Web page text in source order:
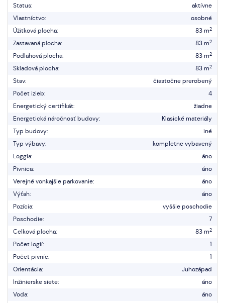
Status:
aktívne
Vlastníctvo:
osobné
Úžitková plocha:
83 m2
Zastavaná plocha: 83 m2
Podlahová plocha: 83 m2
Skladová plocha: 83 m2
Stav:
čiastočne prerobený
Počet izieb:
4
Energetický certifikát:
žiadne
Energetická náročnosť budovy:
Klasické materiály
Typ budovy:
iné
Typ výbavy:
kompletne vybavený
Loggia:
áno
Pivnica:
áno
Verejné vonkajšie parkovanie:
áno
Výťah:
áno
Pozícia:
vyššie poschodie
Poschodie:
7
Celková plocha:
83 m2
Počet logií:
1
Počet pivníc:
1
Orientácia:
Juhozápad
Inžinierske siete:
áno
Voda:
áno